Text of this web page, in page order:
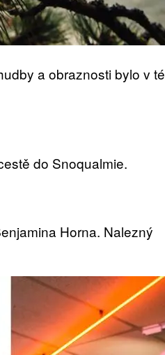
a obraznosti bylo v té
do Snoqualmie.
Horna. Nalezný